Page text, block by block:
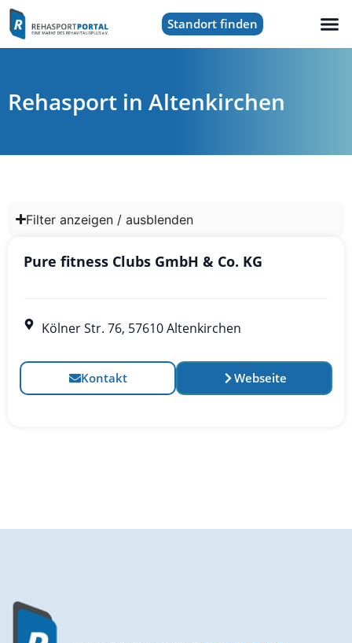
Standort finden
Rehasport in Altenkirchen
Filter anzeigen / ausblenden
Pure fitness Clubs GmbH & Co. KG
Kölner Str. 76, 57610 Altenkirchen
Kontakt Webseite